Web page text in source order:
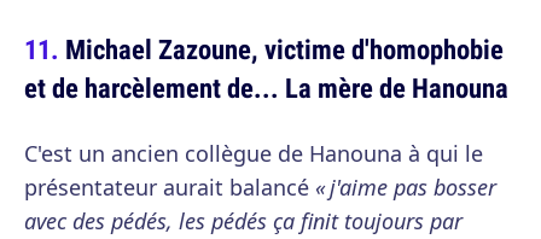
Michael Zazoune, victime d'homophobie
et de harcèlement de... La mère de Hanouna
C'est un ancien collègue de Hanouna à qui le
présentateur aurait balancé « j'aime pas bosser
avec des pédés, les pédés ça finit toujours par